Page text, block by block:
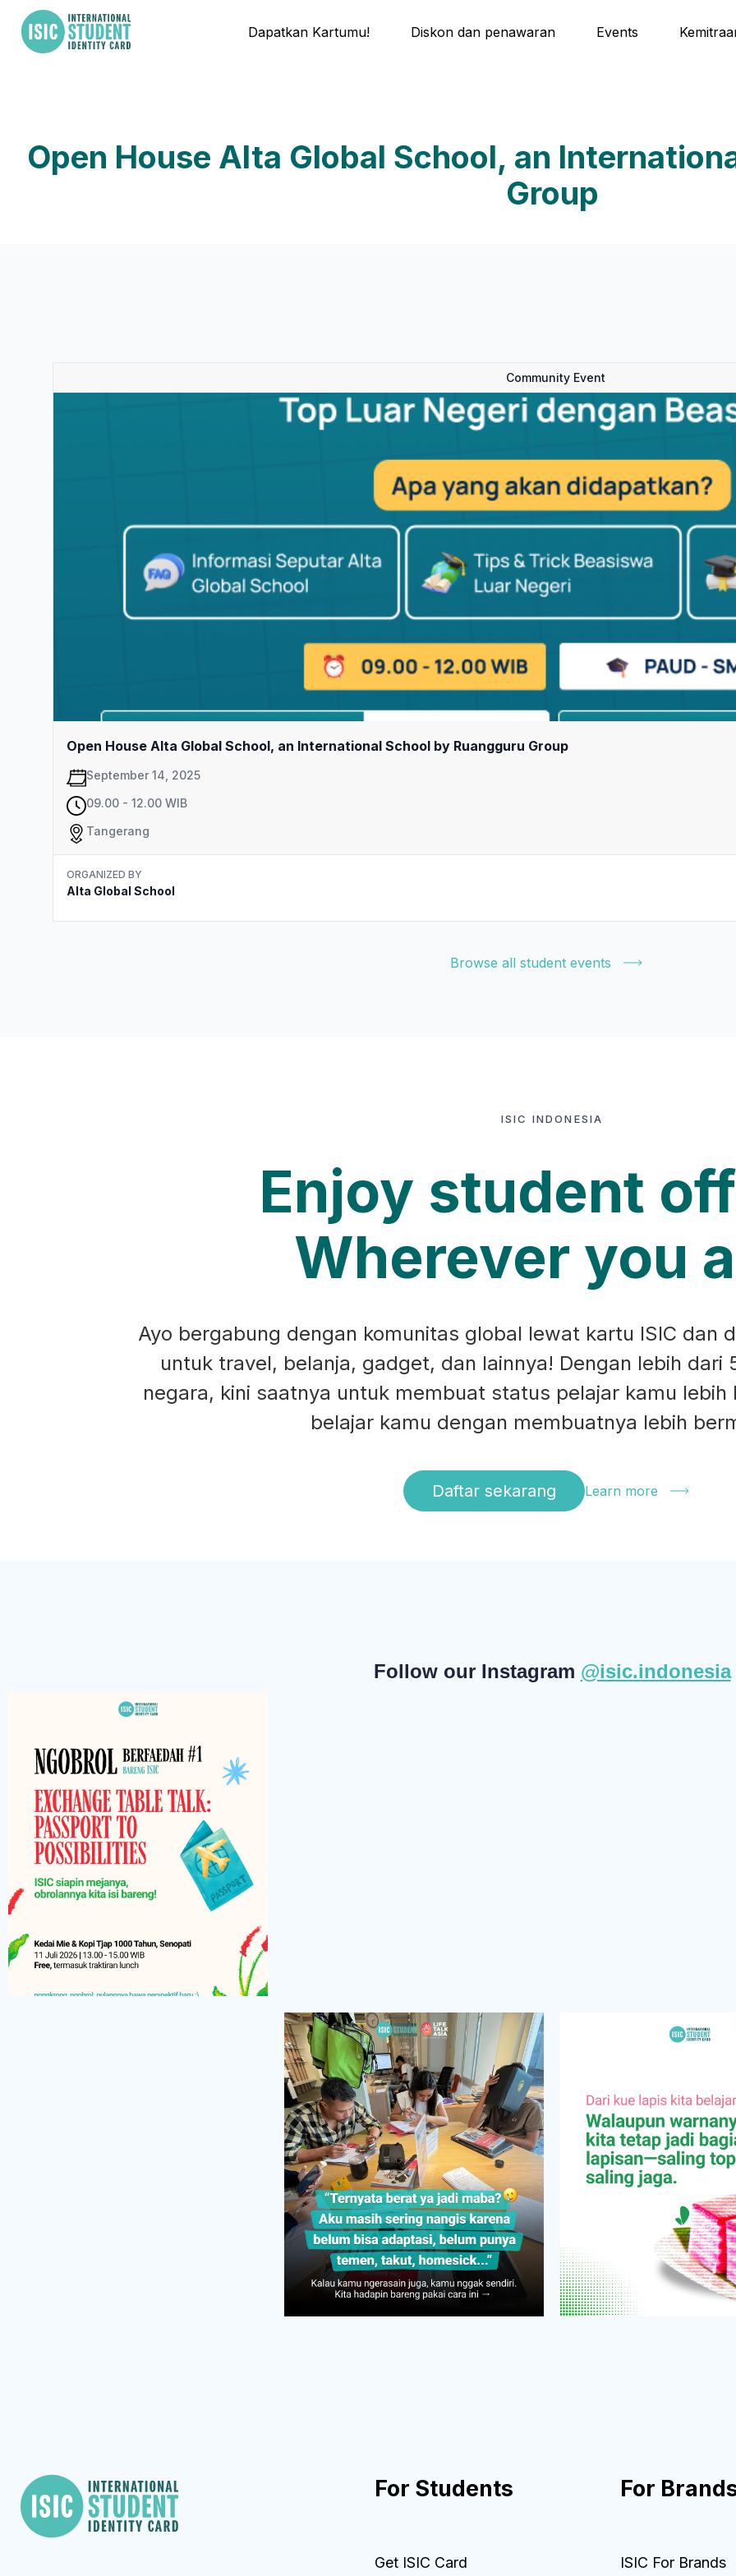
Dapatkan Kartumu! Diskon dan penawaran Events
Open House Alta Global School, an
Group
Community Event
Open House Alta Global School, an International School by Ruangguru Group
September 14, 2025
09.00 - 12.00 WIB
Tangerang
ORGANIZED BY
Alta Global School
Browse all student events
ISIC INDONESIA
Enjoy student
Wherever you
Ayo bergabung dengan komunitas global lewat kartu ISIC dan
untuk travel, belanja, gadget, dan lainnya! Dengan lebih dari
negara, kini saatnya untuk membuat status pelajar kamu lebih
belajar kamu dengan membuatnya lebih
Daftar sekarang Learn more
Follow our Instagram @isic.indonesia
For Students
Get ISIC Card
For
ISIC For Brands